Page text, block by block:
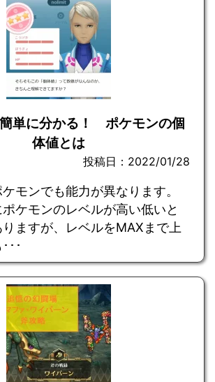
単に分かる！ ポケモンの個
体値とは
投稿日：2022/01/28
モンでも能力が異なります。
ケモンのレベルが高い低いと
ますが、レベルをMAXまで上
･･